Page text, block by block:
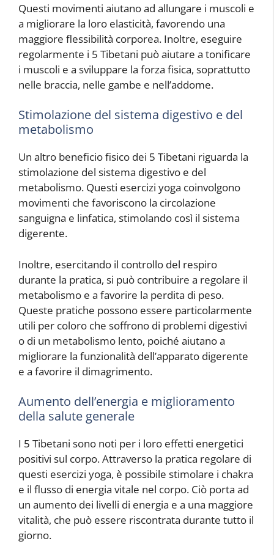
Questi movimenti aiutano ad allungare i muscoli e
a migliorare la loro elasticità, favorendo una
maggiore flessibilità corporea. Inoltre, eseguire
regolarmente i 5 Tibetani può aiutare a tonificare
i muscoli e a sviluppare la forza fisica, soprattutto
nelle braccia, nelle gambe e nell’addome.
Stimolazione del sistema digestivo e del
metabolismo
Un altro beneficio fisico dei 5 Tibetani riguarda la
stimolazione del sistema digestivo e del
metabolismo. Questi esercizi yoga coinvolgono
movimenti che favoriscono la circolazione
sanguigna e linfatica, stimolando così il sistema
digerente.
Inoltre, esercitando il controllo del respiro
durante la pratica, si può contribuire a regolare il
metabolismo e a favorire la perdita di peso.
Queste pratiche possono essere particolarmente
utili per coloro che soffrono di problemi digestivi
o di un metabolismo lento, poiché aiutano a
migliorare la funzionalità dell’apparato digerente
e a favorire il dimagrimento.
Aumento dell’energia e miglioramento
della salute generale
I 5 Tibetani sono noti per i loro effetti energetici
positivi sul corpo. Attraverso la pratica regolare di
questi esercizi yoga, è possibile stimolare i chakra
e il flusso di energia vitale nel corpo. Ciò porta ad
un aumento dei livelli di energia e a una maggiore
vitalità, che può essere riscontrata durante tutto il
giorno.